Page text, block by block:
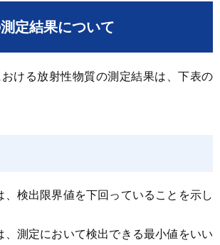
定結果について
ける放射性物質の測定結果は、下表の
、検出限界値を下回っていることを示し
、測定において検出できる最小値をいい